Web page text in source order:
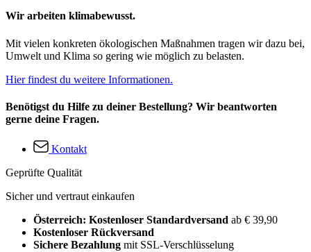
Wir arbeiten klimabewusst.
Mit vielen konkreten ökologischen Maßnahmen tragen wir dazu bei,
Umwelt und Klima so gering wie möglich zu belasten.
Hier findest du weitere Informationen.
Benötigst du Hilfe zu deiner Bestellung? Wir beantworten
gerne deine Fragen.
Kontakt
Geprüfte Qualität
Sicher und vertraut einkaufen
Österreich: Kostenloser Standardversand ab € 39,90
Kostenloser Rückversand
Sichere Bezahlung mit SSL-Verschlüsselung